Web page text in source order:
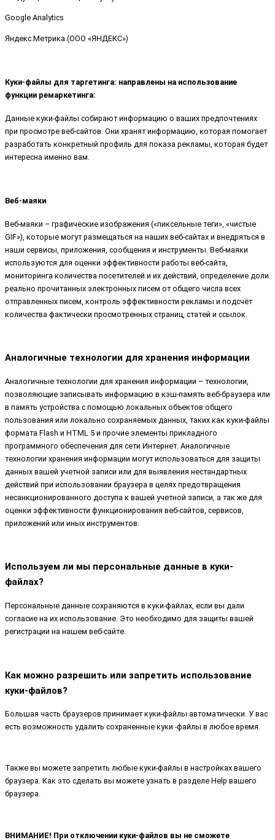
Google Analytics
Яндекс.Метрика (ООО «ЯНДЕКС»)
Куки-файлы для таргетинга: направлены на использование
функции ремаркетинга:
Данные куки-файлы собирают информацию о ваших предпочтениях
при просмотре веб-сайтов. Они хранят информацию, которая помогает
разработать конкретный профиль для показа рекламы, которая будет
интересна именно вам.
Веб-маяки
Веб-маяки – графические изображения («пиксельные теги», «чистые
GIF»), которые могут размещаться на наших веб-сайтах и внедряться в
наши сервисы, приложения, сообщения и инструменты. Веб-маяки
используются для оценки эффективности работы веб-сайта,
мониторинга количества посетителей и их действий, определение доли
реально прочитанных электронных писем от общего числа всех
отправленных писем, контроль эффективности рекламы и подсчёт
количества фактически просмотренных страниц, статей и ссылок.
Аналогичные технологии для хранения информации
Аналогичные технологии для хранения информации – технологии,
позволяющие записывать информацию в кэш-память веб-браузера или
в память устройства с помощью локальных объектов общего
пользования или локально сохраняемых данных, таких как куки-файлы
формата Flash и HTML 5 и прочие элементы прикладного
программного обеспечения для сети Интернет. Аналогичные
технологии хранения информации могут использоваться для защиты
данных вашей учетной записи или для выявления нестандартных
действий при использовании браузера в целях предотвращения
несанкционированного доступа к вашей учетной записи, а так же для
оценки эффективности функционирования веб-сайтов, сервисов,
приложений или иных инструментов.
Используем ли мы персональные данные в куки-
файлах?
Персональные данные сохраняются в куки-файлах, если вы дали
согласие на их использование. Это необходимо для защиты вашей
регистрации на нашем веб-сайте.
Как можно разрешить или запретить использование
куки-файлов?
Большая часть браузеров принимает куки-файлы автоматически. У вас
есть возможность удалить сохраненные куки -файлы в любое время.
Также вы можете запретить любые куки-файлы в настройках вашего
браузера. Как это сделать вы можете узнать в разделе Help вашего
браузера.
ВНИМАНИЕ! При отключении куки-файлов вы не сможете